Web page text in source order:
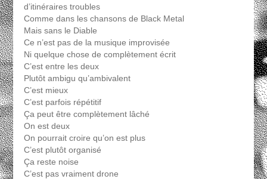
d’itinéraires troubles
Comme dans les chansons de Black Metal
Mais sans le Diable
Ce n’est pas de la musique improvisée
Ni quelque chose de complètement écrit
C’est entre les deux
Plutôt ambigu qu’ambivalent
C’est mieux
C’est parfois répétitif
Ça peut être complètement lâché
On est deux
On pourrait croire qu’on est plus
C’est plutôt organisé
Ça reste noise
C’est pas vraiment drone